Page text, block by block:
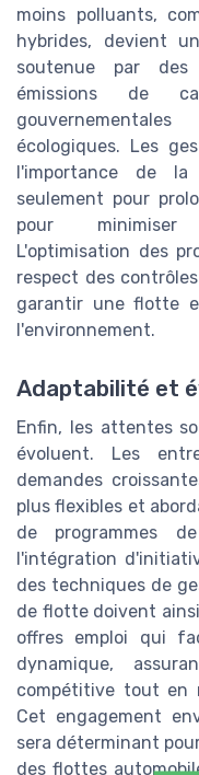
moins polluants,
hybrides, devient
soutenue par
émissions de
écologiques. Les
l'importance de la
seulement pour
pour minimiser
L'optimisation des
respect des
garantir une flotte
l'environnement.
Adaptabilité et
Enfin, les attentes
évoluent. Les
demandes
plus flexibles et
de programmes
l'intégration
des techniques de
de flotte doivent
offres emploi qui
dynamique,
compétitive tout en
Cet engagement
sera déterminant
des flottes